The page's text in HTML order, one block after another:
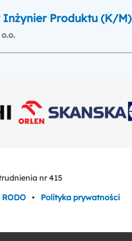
Inżynier Produktu (K/M)
o.o.
nr 415
RODO • Polityka prywatności